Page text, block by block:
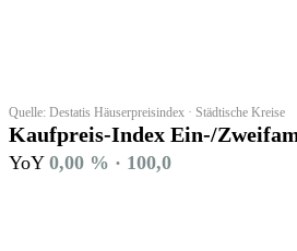
Quelle: Destatis Häuserpreisindex · Städtische Kreise
Kaufpreis-Index Ein-/
YoY 0,00 % · 100,0